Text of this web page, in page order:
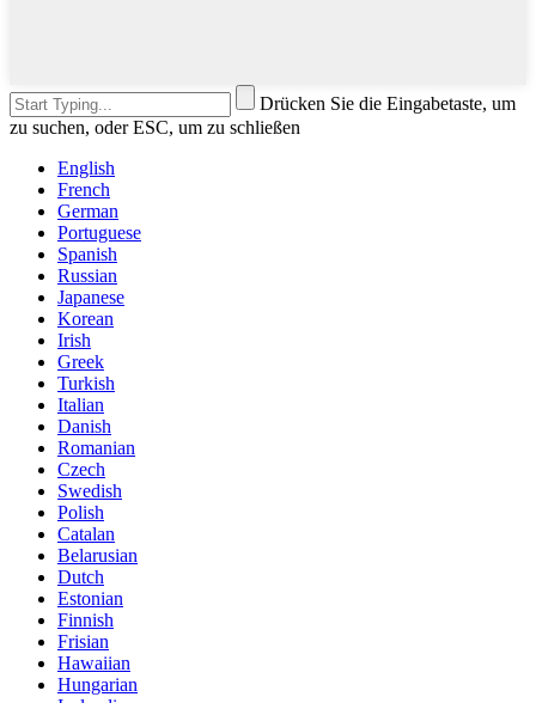
Drücken Sie die Eingabetaste, um
zu suchen, oder ESC, um zu schließen
English
French
German
Portuguese
Spanish
Russian
Japanese
Korean
Irish
Greek
Turkish
Italian
Danish
Romanian
Czech
Swedish
Polish
Catalan
Belarusian
Dutch
Estonian
Finnish
Frisian
Hawaiian
Hungarian